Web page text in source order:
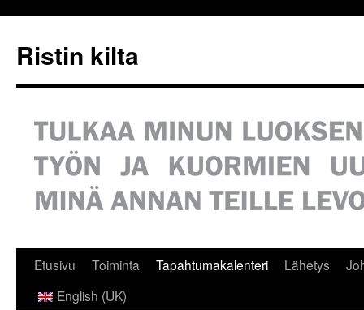
Ristin kilta
Etusivu Toiminta Tapahtumakalenteri Lähetys
English (UK)